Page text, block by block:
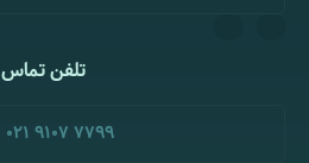
تلفن تماس
021 9107 7799